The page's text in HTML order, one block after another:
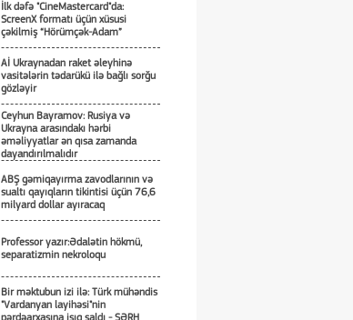
İlk dəfə "CineMastercard"da:
ScreenX formatı üçün xüsusi
çəkilmiş “Hörümçək-Adam”
Aİ Ukraynadan raket əleyhinə
vasitələrin tədarükü ilə bağlı sorğu
gözləyir
Ceyhun Bayramov: Rusiya və
Ukrayna arasındakı hərbi
əməliyyatlar ən qısa zamanda
dayandırılmalıdır
ABŞ gəmiqayırma zavodlarının və
sualtı qayıqların tikintisi üçün 76,6
milyard dollar ayıracaq
Professor yazır:Ədalətin hökmü,
separatizmin nekroloqu
Bir məktubun izi ilə: Türk mühəndis
"Vardanyan layihəsi"nin